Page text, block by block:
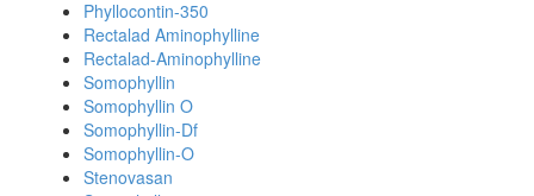
Phyllocontin-350
Rectalad Aminophylline
Rectalad-Aminophylline
Somophyllin
Somophyllin O
Somophyllin-Df
Somophyllin-O
Stenovasan